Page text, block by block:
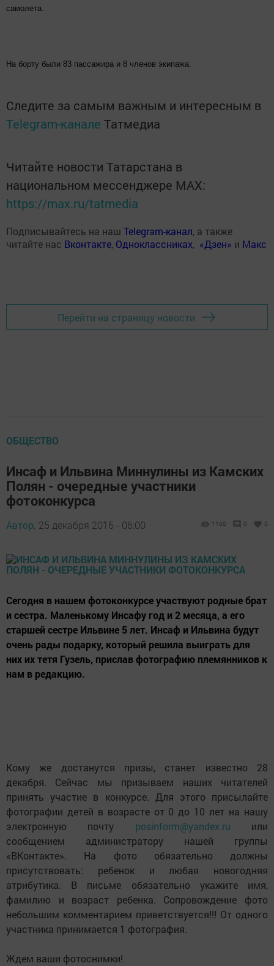
самолета.
На борту были 83 пассажира и 8 членов экипажа.
Следите за самым важным и интересным в
Telegram-канале Татмедиа
Читайте новости Татарстана в
национальном мессенджере MАХ:
https://max.ru/tatmedia
Подписывайтесь на наш Telegram-канал, а также
читайте нас Вконтакте, Одноклассниках, «Дзен» и Макс
Перейти на страницу новости
ОБЩЕСТВО
Инсаф и Ильвина Миннулины из Камских
Полян - очередные участники
фотоконкурса
Автор, 25 декабря 2016 - 06:00 1160 0 0
Сегодня в нашем фотоконкурсе участвуют родные брат
и сестра. Маленькому Инсафу год и 2 месяца, а его
старшей сестре Ильвине 5 лет. Инсаф и Ильвина будут
очень рады подарку, который решила выиграть для
них их тетя Гузель, прислав фотографию племянников к
нам в редакцию.
Кому же достанутся призы, станет известно 28
декабря. Сейчас мы призываем наших читателей
принять участие в конкурсе. Для этого присылайте
фотографии детей в возрасте от 0 до 10 лет на нашу
электронную почту posinform@yandex.ru или
сообщением администратору нашей группы
«ВКонтакте». На фото обязательно должны
присутствовать: ребенок и любая новогодняя
атрибутика. В письме обязательно укажите имя,
фамилию и возраст ребенка. Сопровождение фото
небольшим комментарием приветствуется!!! От одного
участника принимается 1 фотография.
Ждем ваши фотоснимки!